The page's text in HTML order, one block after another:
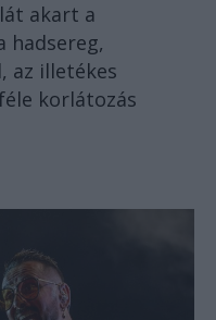
akart a
hadsereg,
az illetékes
korlátozás